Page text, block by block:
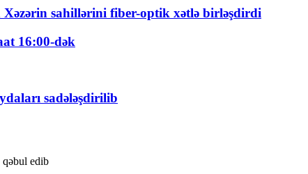
Xəzərin sahillərini fiber-optik xətlə birləşdirdi
16:00-dək
sadələşdirilib
edib